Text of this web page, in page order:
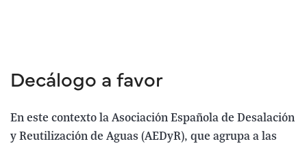
Decálogo a favor
En este contexto la Asociación Española de Desalación
y Reutilización de Aguas (AEDyR), que agrupa a las